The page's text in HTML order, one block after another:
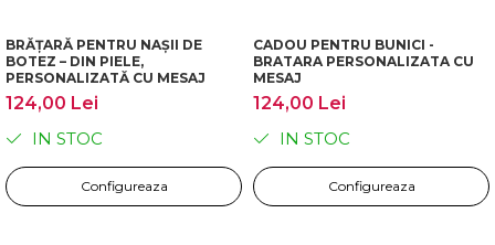
BRĂȚARĂ PENTRU NAȘII DE
BOTEZ – DIN PIELE,
PERSONALIZATĂ CU MESAJ
124,00 Lei
IN STOC
Configureaza
CADOU PENTRU BUNICI -
BRATARA PERSONALIZATA CU
MESAJ
124,00 Lei
IN STOC
Configureaza